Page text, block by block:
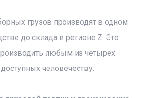
грузов производят в одном
до склада в регионе Z. Это
любым из четырех
человечеству.